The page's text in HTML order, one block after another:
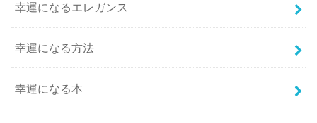
幸運になるエレガンス
幸運になる方法
幸運になる本